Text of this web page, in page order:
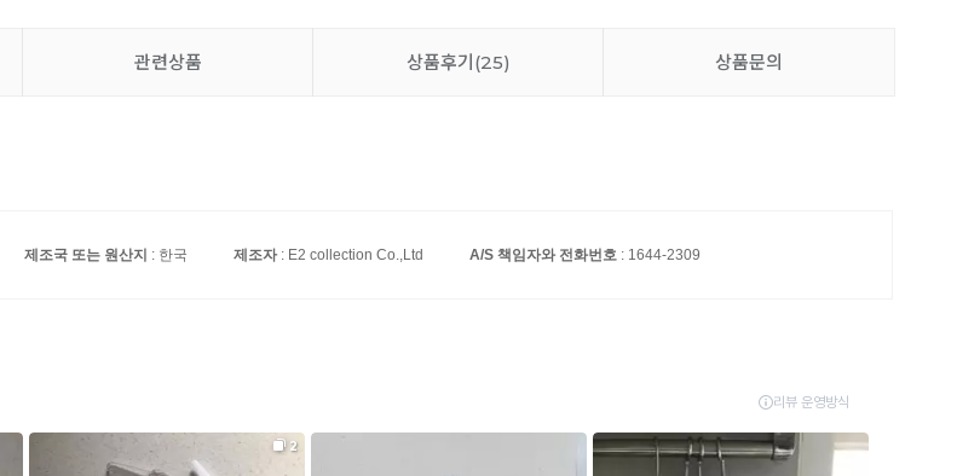
관련상품 상품후기(25) 상품문의
제조국 또는 원산지 : 한국 제조자: E2 collection Co.,Ltd A/S 책임자와 전화번호 : 1644-2309